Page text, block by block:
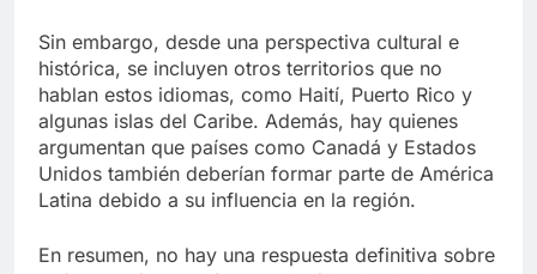
Sin embargo, desde una perspectiva cultural e
histórica, se incluyen otros territorios que no
hablan estos idiomas, como Haití, Puerto Rico y
algunas islas del Caribe. Además, hay quienes
argumentan que países como Canadá y Estados
Unidos también deberían formar parte de América
Latina debido a su influencia en la región.
En resumen, no hay una respuesta definitiva sobre